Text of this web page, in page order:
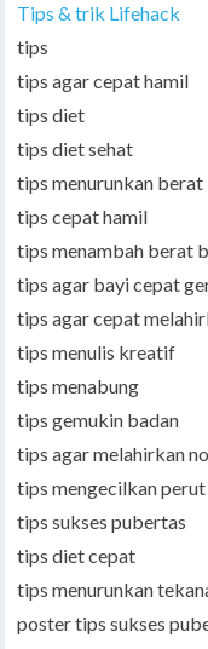
Tips & trik Lifehack
tips
tips agar cepat hamil
tips diet
tips diet sehat
tips menurunkan berat
tips cepat hamil
tips menambah berat
tips agar bayi cepat
tips agar cepat
tips menulis kreatif
tips menabung
tips gemukin badan
tips agar melahirkan
tips mengecilkan perut
tips sukses pubertas
tips diet cepat
tips menurunkan
poster tips sukses